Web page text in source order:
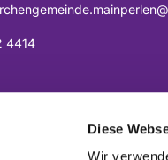
Diese
Wir
4414
2124 0001 0040 43
Langen-Seligenstadt